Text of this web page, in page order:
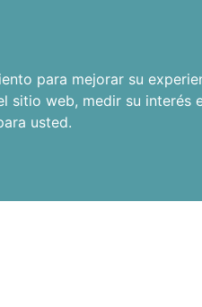
para mejorar su
sitio web, medir su interés
usted.